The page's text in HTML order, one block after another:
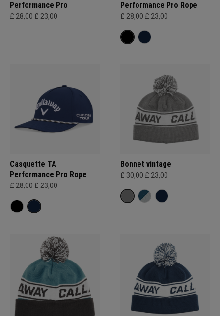
Performance Pro
£ 28,00 £ 23,00
Performance Pro Rope
£ 28,00 £ 23,00
Casquette TA
Performance Pro Rope
£ 28,00 £ 23,00
Bonnet vintage
£ 30,00 £ 23,00